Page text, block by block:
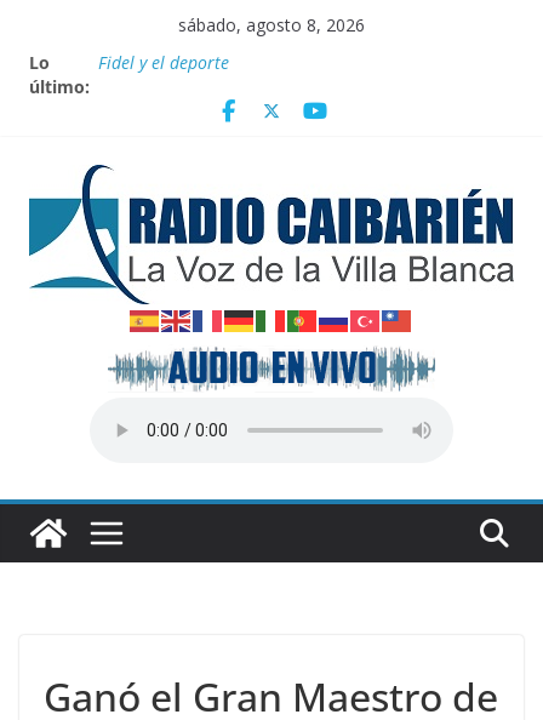
contenido
sábado, agosto 8, 2026
Lo
último:
Fidel y el deporte
Vanguardia por 3 años consecutivos
renovables en Cuba
Nota oficial del Gobierno Provincial de Villa Clara
Ganó el Gran Maestro de